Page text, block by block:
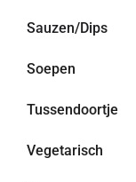
Sauzen/Dips
Soepen
Tussendoortje
Vegetarisch